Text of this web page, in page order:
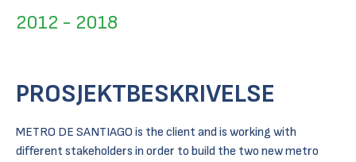
2012 - 2018
PROSJEKTBESKRIVELSE
METRO DE SANTIAGO is the client and is working with
different stakeholders in order to build the two new metro